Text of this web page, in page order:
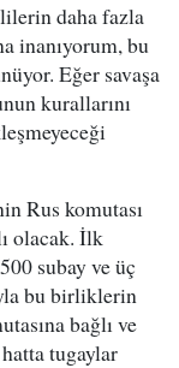
daha fazla
inanıyorum, bu
Eğer savaşa
kurallarını
Rus komutası
olacak. İlk
subay ve üç
bu birliklerin
bağlı ve
tugaylar